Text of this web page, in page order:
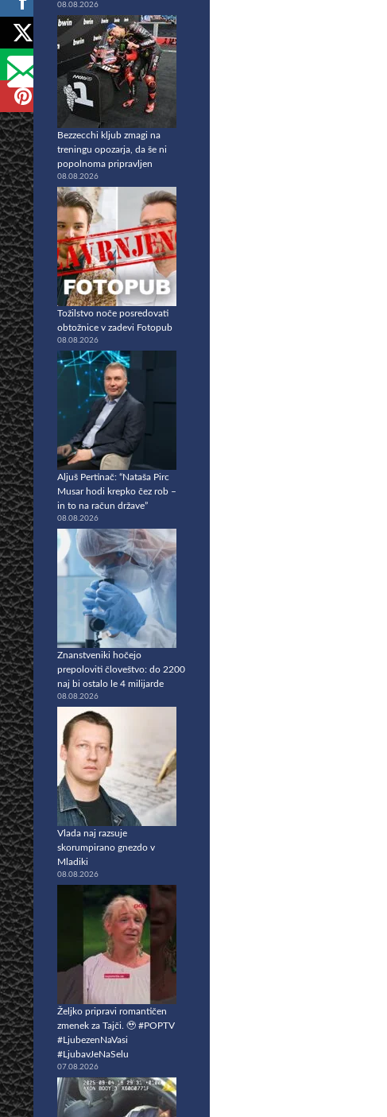
08.08.2026
Bezzecchi kljub zmagi na
treningu opozarja, da še ni
popolnoma pripravljen
08.08.2026
Tožilstvo noče posredovati
obtožnice v zadevi Fotopub
08.08.2026
Aljuš Pertinač: “Nataša Pirc
Musar hodi krepko čez rob –
in to na račun države”
08.08.2026
Znanstveniki hočejo
prepoloviti človeštvo: do 2200
naj bi ostalo le 4 milijarde
08.08.2026
Vlada naj razsuje
skorumpirano gnezdo v
Mladiki
08.08.2026
Željko pripravi romantičen
zmenek za Tajči. 🥹 #POPTV
#LjubezenNaVasi
#LjubavJeNaSelu
07.08.2026